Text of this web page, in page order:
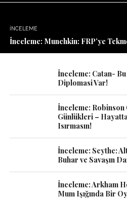
İNCELEME
İnceleme: Munchkin: FRP’ye
İnceleme: Catan-
Diplomasi Var!
İnceleme:
Günlükleri –
Isırmasın!
İnceleme: Scythe:
Buhar ve Savaşın
İnceleme: Arkham
Mum Işığında Bir